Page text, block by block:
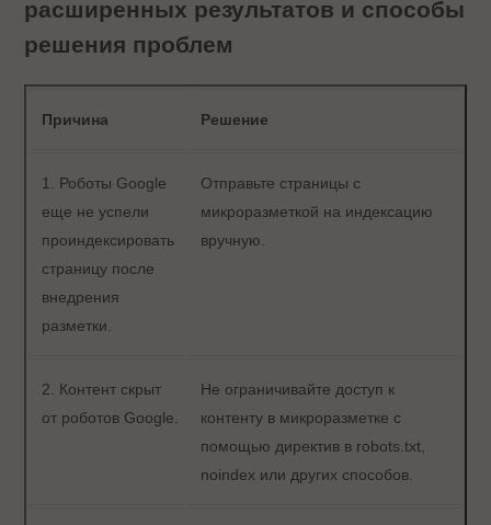
расширенных результатов и способы
решения проблем
Причина Решение
1. Роботы Google
еще не успели
проиндексировать
страницу после
внедрения
разметки.
Отправьте страницы с
микроразметкой на индексацию
вручную.
2. Контент скрыт
от роботов Google.
Не ограничивайте доступ к
контенту в микроразметке с
помощью директив в robots.txt,
noindex или других способов.